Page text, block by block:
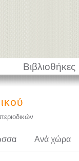
Βιβλιοθήκες
περιοδικών
Ανά χώρα